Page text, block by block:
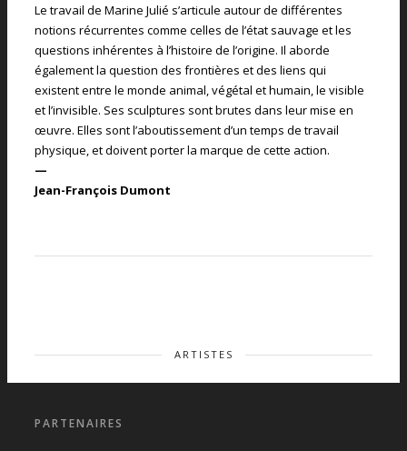
Le travail de Marine Julié s’articule autour de différentes
notions récurrentes comme celles de l’état sauvage et les
questions inhérentes à l’histoire de l’origine. Il aborde
également la question des frontières et des liens qui
existent entre le monde animal, végétal et humain, le visible
et l’invisible. Ses sculptures sont brutes dans leur mise en
œuvre. Elles sont l’aboutissement d’un temps de travail
physique, et doivent porter la marque de cette action.
—
Jean-François Dumont
ARTISTES
PARTENAIRES